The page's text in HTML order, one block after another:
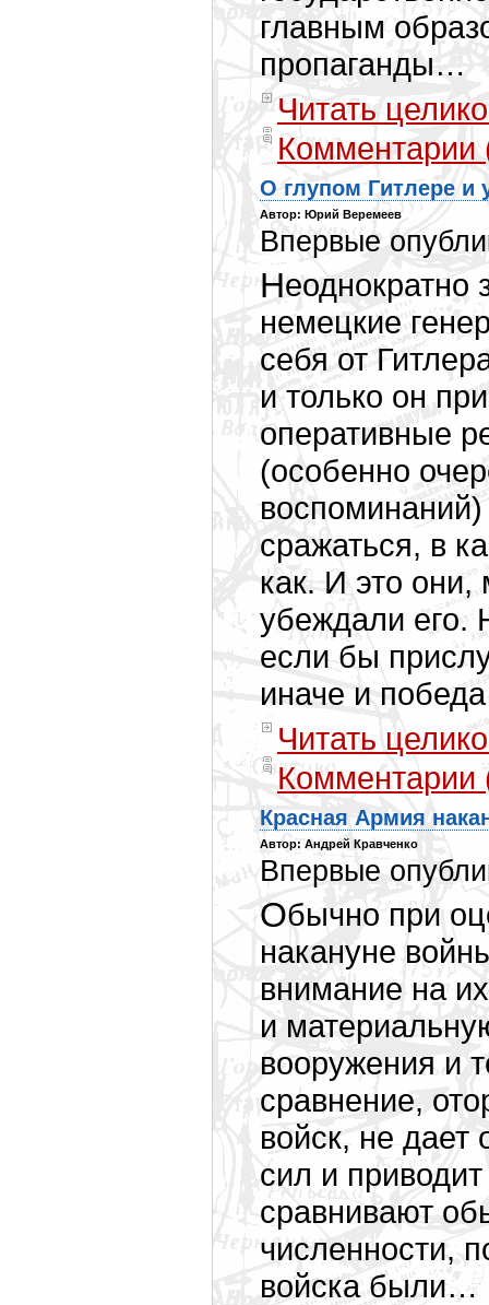
главным
пропаганды…
Читать
Комментарии
О глупом Гитлере и
Автор: Юрий Веремеев
Впервые
Неоднократно замечал, что в своих мемуарах
немецкие
себя от
и только он
оперативные
(особенно
сражаться, в
как. И это они,
убеждали его.
если бы
иначе и
Читать
Комментарии
Красная Армия
Автор: Андрей Кравченко
Впервые
Обычно при оценке войск Германии и СССР
накануне
внимание на
и
вооружения и
сравнение,
войск, не дает
сил и
сравнивают
численности,
войска были…